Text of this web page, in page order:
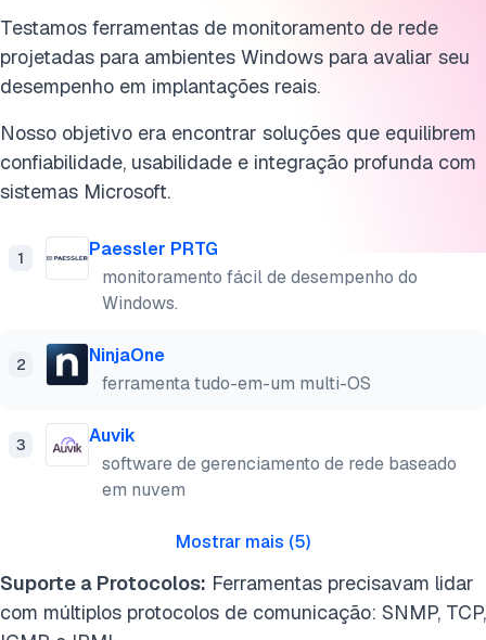
Testamos ferramentas de monitoramento de rede
projetadas para ambientes Windows para avaliar seu
desempenho em implantações reais.
Nosso objetivo era encontrar soluções que equilibrem
confiabilidade, usabilidade e integração profunda com
sistemas Microsoft.
1
Paessler PRTG
monitoramento fácil de desempenho do
Windows.
2
NinjaOne
ferramenta tudo-em-um multi-OS
3
Auvik
software de gerenciamento de rede baseado
em nuvem
Mostrar mais (5)
Suporte a Protocolos: Ferramentas precisavam lidar
com múltiplos protocolos de comunicação: SNMP, TCP,
9. ManageEngine OpManager
Perguntas frequentes
Cite esta pesquisa